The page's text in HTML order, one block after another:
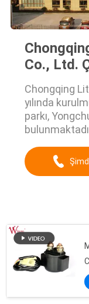
Co., Ltd.
Chongqing
yılında
parkı,